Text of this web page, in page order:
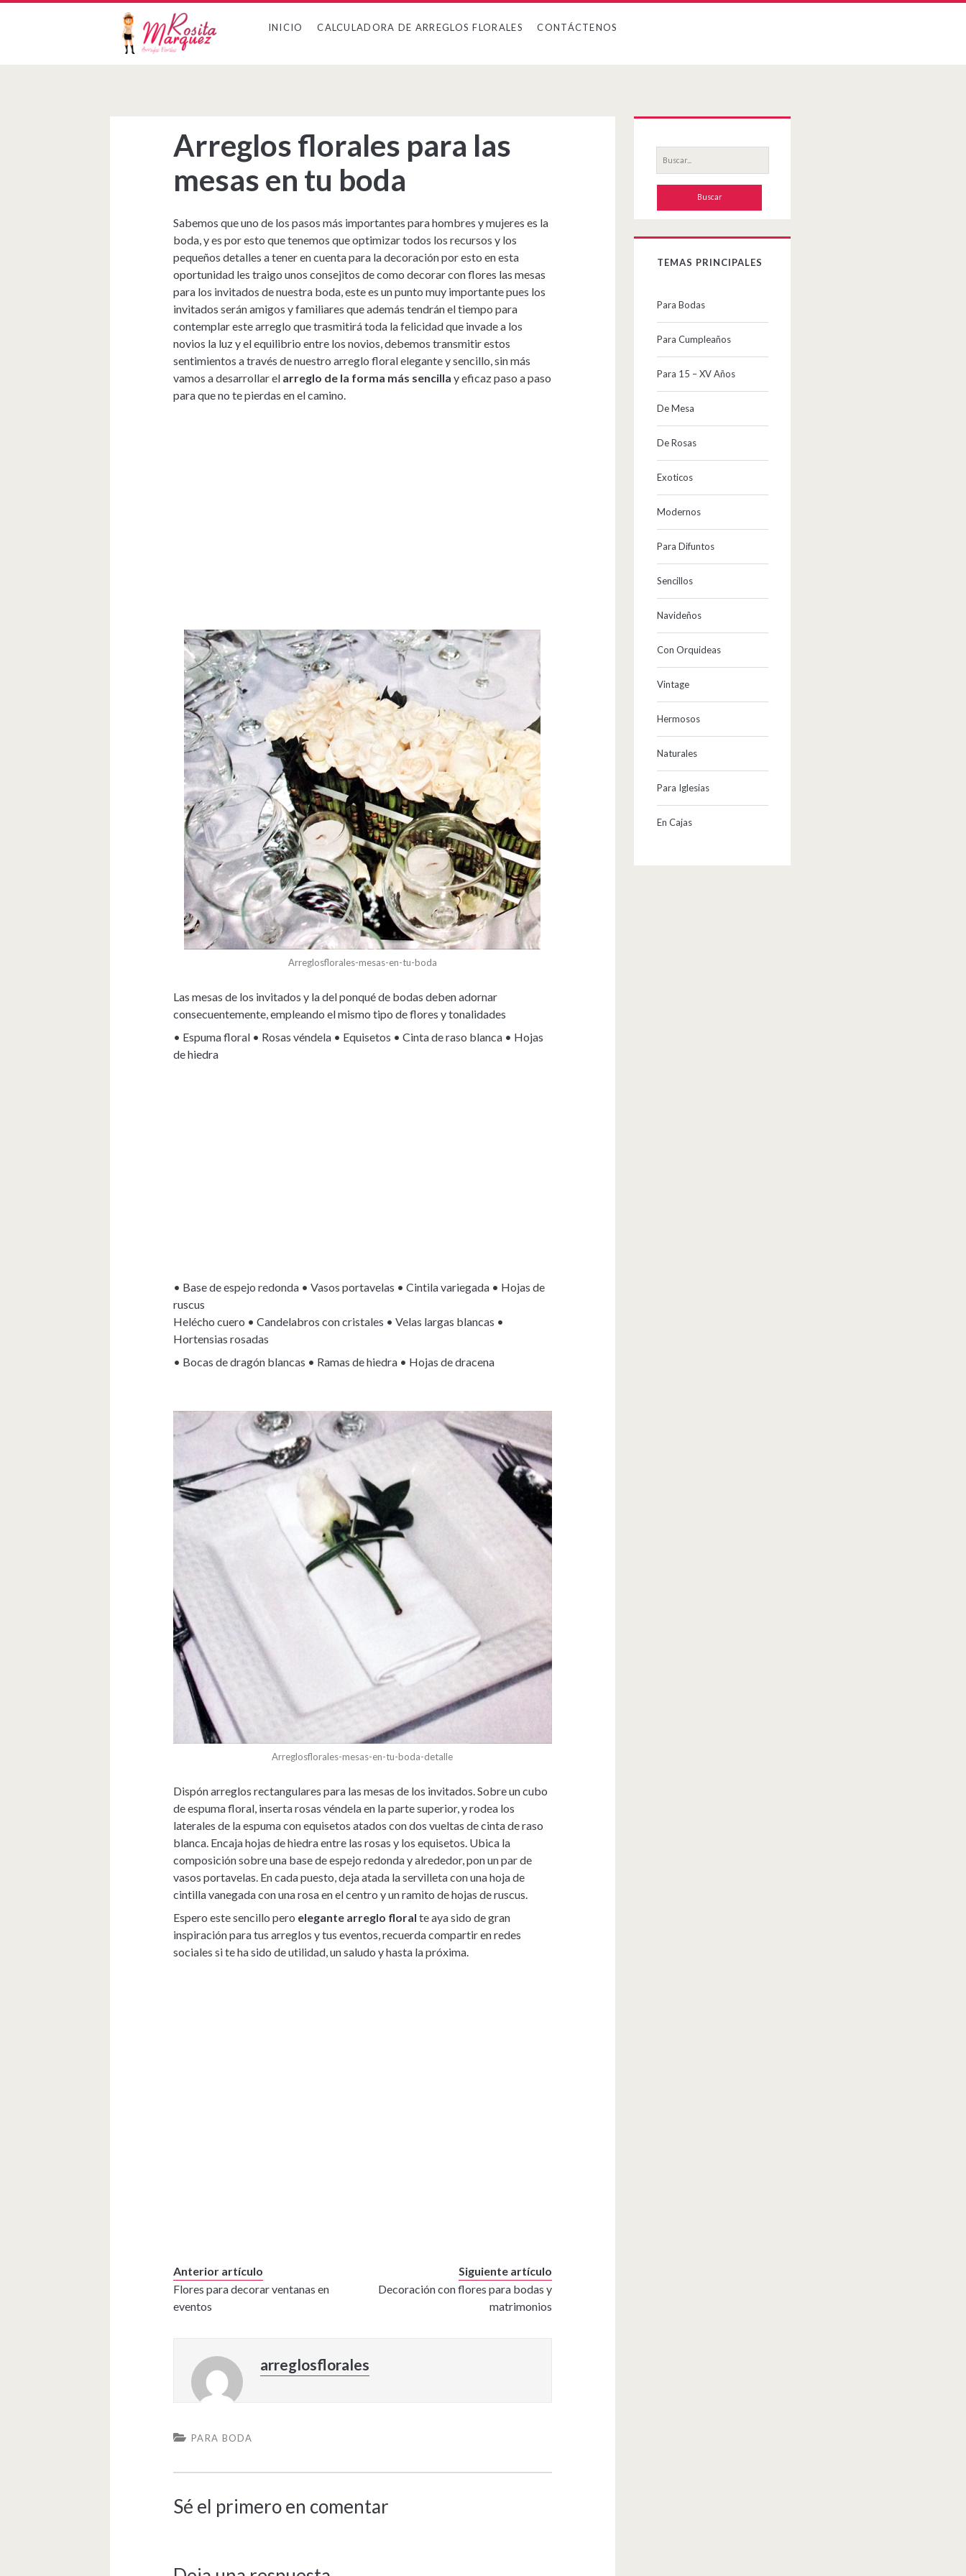
INICIO CALCULADORA DE ARREGLOS FLORALES CONTÁCTENOS
Arreglos florales para las
mesas en tu boda
Sabemos que uno de los pasos más importantes para hombres y mujeres es la
boda, y es por esto que tenemos que optimizar todos los recursos y los
pequeños detalles a tener en cuenta para la decoración por esto en esta
oportunidad les traigo unos consejitos de como decorar con flores las mesas
para los invitados de nuestra boda, este es un punto muy importante pues los
invitados serán amigos y familiares que además tendrán el tiempo para
contemplar este arreglo que trasmitirá toda la felicidad que invade a los
novios la luz y el equilibrio entre los novios, debemos transmitir estos
sentimientos a través de nuestro arreglo floral elegante y sencillo, sin más
vamos a desarrollar el arreglo de la forma más sencilla y eficaz paso a paso
para que no te pierdas en el camino.
Arreglosflorales-mesas-en-tu-boda
Las mesas de los invitados y la del ponqué de bodas deben adornar
consecuentemente, empleando el mismo tipo de flores y tonalidades
• Espuma floral • Rosas véndela • Equisetos • Cinta de raso blanca • Hojas
de hiedra
• Base de espejo redonda • Vasos portavelas • Cintila variegada • Hojas de
ruscus
Helécho cuero • Candelabros con cristales • Velas largas blancas •
Hortensias rosadas
• Bocas de dragón blancas • Ramas de hiedra • Hojas de dracena
Arreglosflorales-mesas-en-tu-boda-detalle
Dispón arreglos rectangulares para las mesas de los invitados. Sobre un cubo
de espuma floral, inserta rosas véndela en la parte superior, y rodea los
laterales de la espuma con equisetos atados con dos vueltas de cinta de raso
blanca. Encaja hojas de hiedra entre las rosas y los equisetos. Ubica la
composición sobre una base de espejo redonda y alrededor, pon un par de
vasos portavelas. En cada puesto, deja atada la servilleta con una hoja de
cintilla vanegada con una rosa en el centro y un ramito de hojas de ruscus.
Espero este sencillo pero elegante arreglo floral te aya sido de gran
inspiración para tus arreglos y tus eventos, recuerda compartir en redes
sociales si te ha sido de utilidad, un saludo y hasta la próxima.
Anterior artículo
Flores para decorar ventanas en
eventos
Siguiente artículo
Decoración con flores para bodas y
matrimonios
arreglosflorales
PARA BODA
Sé el primero en comentar
Sidebar
Buscar
por:
TEMAS PRINCIPALES
Para Bodas
Para Cumpleaños
Para 15 – XV Años
De Mesa
De Rosas
Exoticos
Modernos
Para Difuntos
Sencillos
Navideños
Con Orquideas
Vintage
Hermosos
Naturales
Para Iglesias
En Cajas